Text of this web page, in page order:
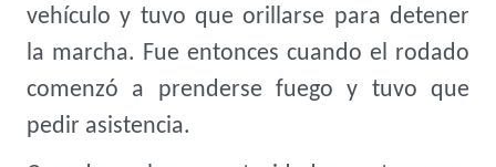
vehículo y tuvo que orillarse para detener
la marcha. Fue entonces cuando el rodado
comenzó a prenderse fuego y tuvo que
pedir asistencia.